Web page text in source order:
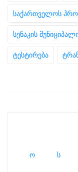
საქართველოს
სენაკის
ტესტირება
ო ს